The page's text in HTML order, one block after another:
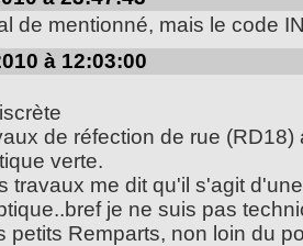
de mentionné, mais le code
à 12:03:00
de réfection de rue
verte.
travaux me dit qu'il s'agit
je ne suis pas
petits Remparts, non loin du